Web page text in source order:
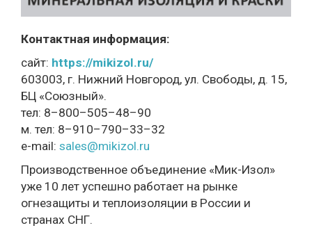
Контактная информация:
сайт: https://mikizol.ru/
603003, г. Нижний Новгород, ул. Свободы, д. 15,
БЦ «Союзный».
тел: 8–800–505–48–90
м. тел: 8–910–790–33–32
e-mail: sales@mikizol.ru
Производственное объединение «Мик-Изол»
уже 10 лет успешно работает на рынке
огнезащиты и теплоизоляции в России и
странах СНГ.